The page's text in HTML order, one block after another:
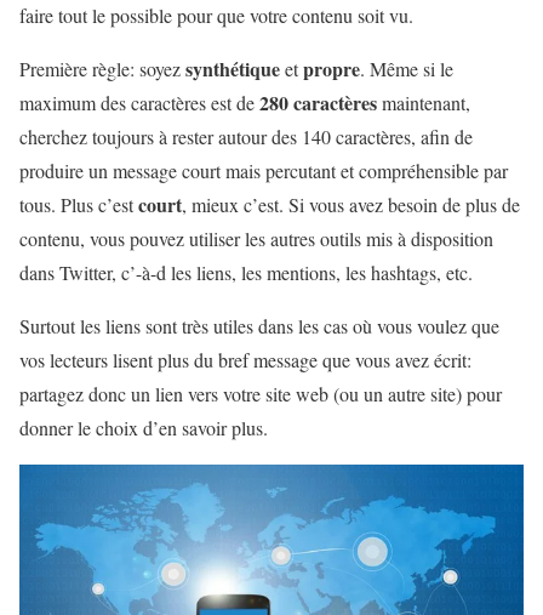
faire tout le possible pour que votre contenu soit vu.
Première règle: soyezsynthétiqueetpropre. Même si le
maximum des caractères est de280 caractèresmaintenant,
cherchez toujours à rester autour des 140 caractères, afin de
produire un message court mais percutant et compréhensible par
tous. Plus c’estcourt, mieux c’est. Si vous avez besoin de plus de
contenu, vous pouvez utiliser les autres outils mis à disposition
dans Twitter, c’-à-d les liens, les mentions, les hashtags, etc.
Surtout les liens sont très utiles dans les cas où vous voulez que
vos lecteurs lisent plus du bref message que vous avez écrit:
partagez donc un lien vers votre site web (ou un autre site) pour
donner le choix d’en savoir plus.